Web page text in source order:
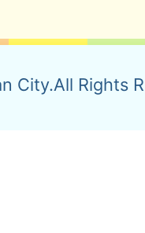
City.All Rights